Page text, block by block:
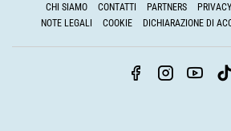
CHI SIAMO CONTATTI PARTNERS PRIVACY
NOTE LEGALI
COOKIE DICHIARAZIONE DI